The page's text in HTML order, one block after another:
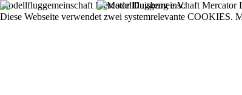
Modellfluggemeinschaft Mercator Duisburg e.V.
Diese Webseite verwendet zwei systemrelevante COOKIES.